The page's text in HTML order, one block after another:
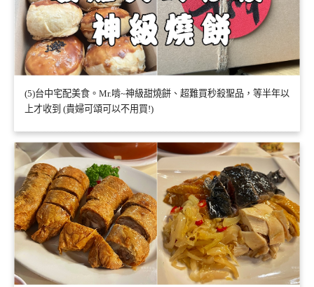
(5)台中宅配美食。Mr.啃~神級甜燒餅、超難買秒殺聖品，等半年以
上才收到 (貴婦可頌可以不用買!)